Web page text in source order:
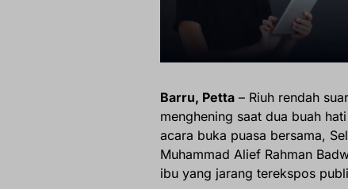
Barru, Petta – Riuh rendah
menghening saat dua buah
acara buka puasa bersama,
Muhammad Alief Rahman
ibu yang jarang terekspos